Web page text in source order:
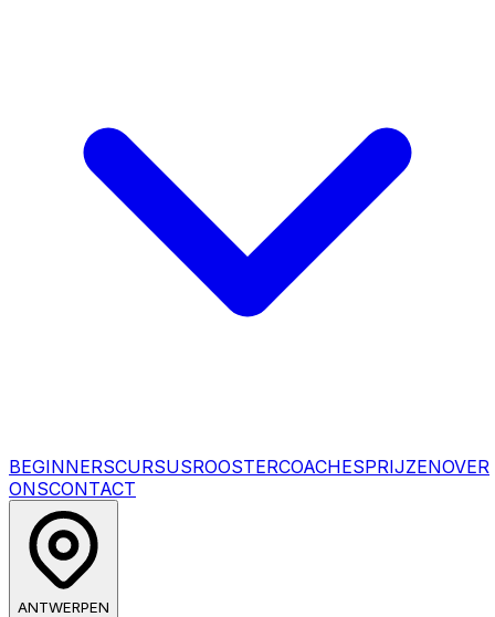
BEGINNERSCURSUSROOSTERCOACHESPRIJZENOVER
ONSCONTACT
ANTWERPEN